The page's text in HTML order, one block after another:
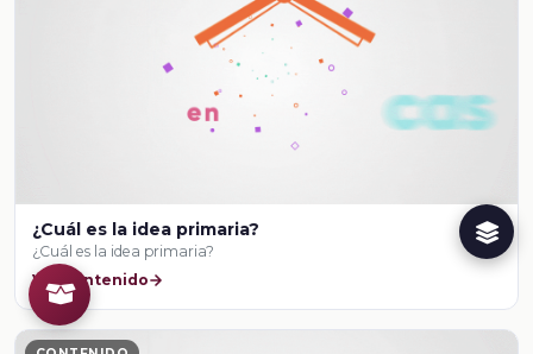
¿Cuál es la idea primaria?
¿Cuál es la idea primaria?
Ver contenido